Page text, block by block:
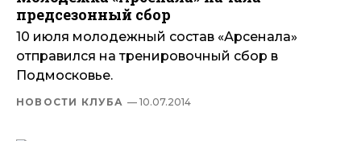
предсезонный сбор
10 июля молодежный состав «Арсенала»
отправился на тренировочный сбор в
Подмосковье.
НОВОСТИ КЛУБА — 10.07.2014